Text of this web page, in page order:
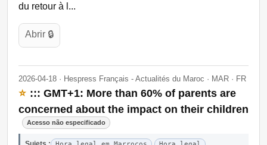
du retour à l...
Abrir 🔒
2026-04-18 · Hespress Français - Actualités du Maroc · MAR · FR
⭐ ::: GMT+1: More than 60% of parents are
concerned about the impact on their children
Acesso não especificado